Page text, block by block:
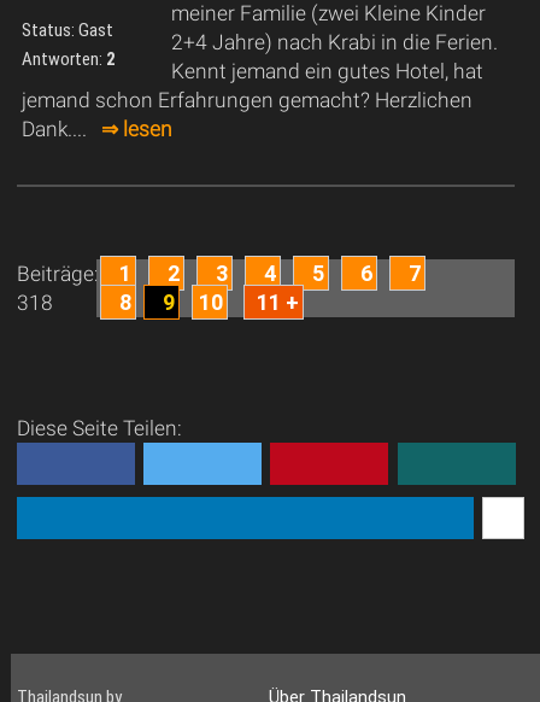
Status: Gast
Antworten: 2
meiner Familie (zwei Kleine Kinder
2+4 Jahre) nach Krabi in die Ferien.
Kennt jemand ein gutes Hotel, hat
jemand schon Erfahrungen gemacht? Herzlichen
Dank.... ⇒ lesen
Beiträge:
318
1 2 3 4 5 6
7
8
9 10 11 +
Diese Seite Teilen:
Thailandsun by
Über Thailandsun